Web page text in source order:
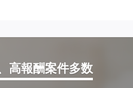
高報酬案件多数